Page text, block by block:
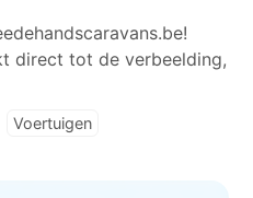
direct tot de verbeelding,
Voertuigen